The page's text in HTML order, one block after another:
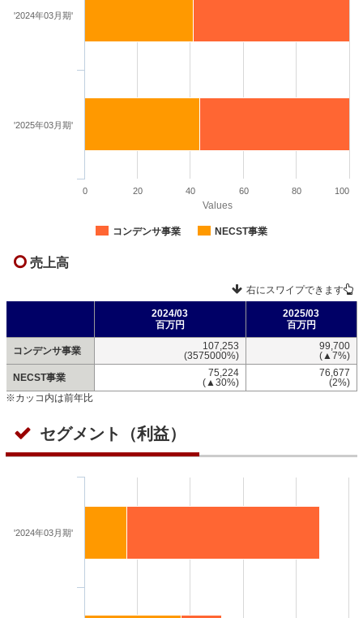
Values
コンデンサ事業 NECST事業
'2024年03月期'
'2025年03月期'
0 20 40 60 80 100
売上高
右にスワイプできます
2024/03
百万円
2025/03
百万円
コンデンサ事業
107,253
(3575000%)
99,700
(▲7%)
NECST事業
75,224
(▲30%)
76,677
(2%)
※カッコ内は前年比
セグメント（利益）
'2024年03月期'